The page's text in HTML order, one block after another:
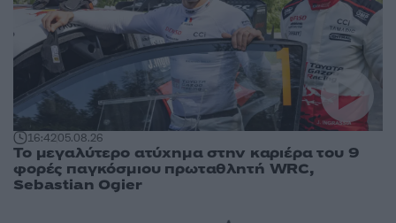
16:4205.08.26
Το μεγαλύτερο ατύχημα στην καριέρα του 9
φορές παγκόσμιου πρωταθλητή WRC,
Sebastian Ogier